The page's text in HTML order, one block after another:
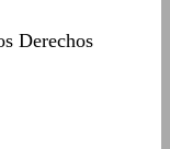
Derechos